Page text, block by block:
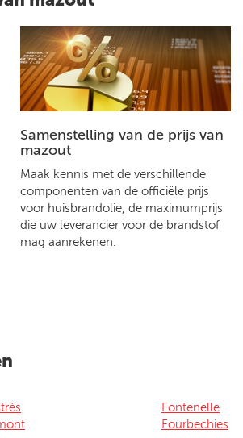
Samenstelling van de prijs van
mazout
Maak kennis met de verschillende
componenten van de officiële prijs
voor huisbrandolie, de maximumprijs
die uw leverancier voor de brandstof
mag aanrekenen.
Fontenelle
Fourbechies